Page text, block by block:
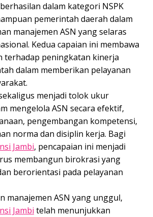
dalam kategori NSPK
pemerintah daerah dalam
manajemen ASN yang selaras
Kedua capaian ini membawa
terhadap peningkatan kinerja
dalam memberikan pelayanan
menjadi tolok ukur
mengelola ASN secara efektif,
pengembangan kompetensi,
norma dan disiplin kerja. Bagi
Jambi, pencapaian ini menjadi
membangun birokrasi yang
berorientasi pada pelayanan
manajemen ASN yang unggul,
Jambi telah menunjukkan